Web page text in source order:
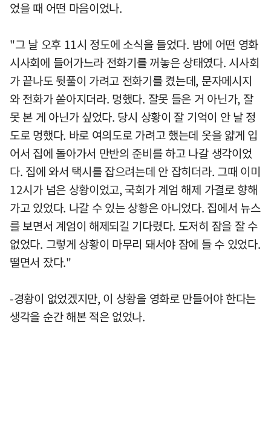
었을 때 어떤 마음이었나.
"그 날 오후 11시 정도에 소식을 들었다. 밤에 어떤 영화
시사회에 들어가느라 전화기를 꺼놓은 상태였다. 시사회
가 끝나도 뒷풀이 가려고 전화기를 켰는데, 문자메시지
와 전화가 쏟아지더라. 멍했다. 잘못 들은 거 아닌가, 잘
못 본 게 아닌가 싶었다. 당시 상황이 잘 기억이 안 날 정
도로 멍했다. 바로 여의도로 가려고 했는데 옷을 얇게 입
어서 집에 돌아가서 만반의 준비를 하고 나갈 생각이었
다. 집에 와서 택시를 잡으려는데 안 잡히더라. 그때 이미
12시가 넘은 상황이었고, 국회가 계엄 해제 가결로 향해
가고 있었다. 나갈 수 있는 상황은 아니었다. 집에서 뉴스
를 보면서 계엄이 해제되길 기다렸다. 도저히 잠을 잘 수
없었다. 그렇게 상황이 마무리 돼서야 잠에 들 수 있었다.
떨면서 잤다."
-경황이 없었겠지만, 이 상황을 영화로 만들어야 한다는
생각을 순간 해본 적은 없었나.